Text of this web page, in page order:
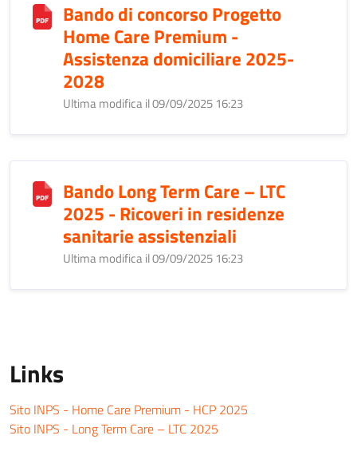
Bando di concorso Progetto
Home Care Premium -
Assistenza domiciliare 2025-
2028
Ultima modifica il 09/09/2025 16:23
Bando Long Term Care – LTC
2025 - Ricoveri in residenze
sanitarie assistenziali
Ultima modifica il 09/09/2025 16:23
Links
Sito INPS - Home Care Premium - HCP 2025
Sito INPS - Long Term Care – LTC 2025